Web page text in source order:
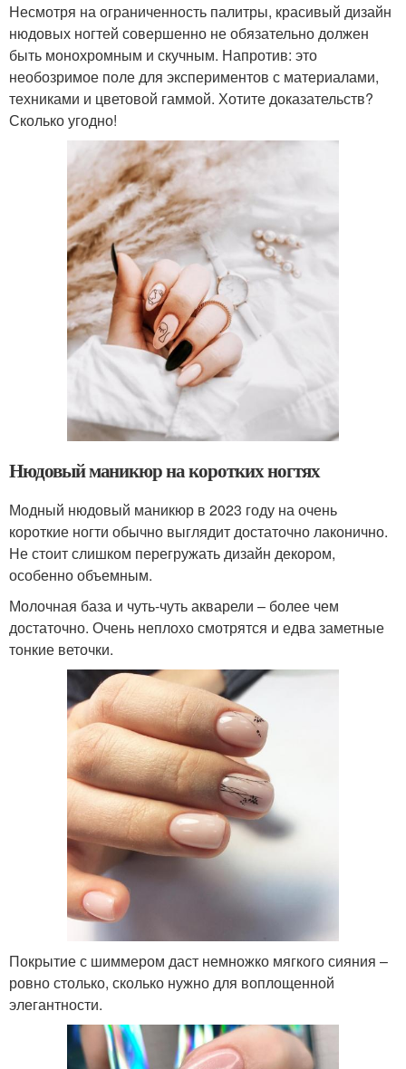
Несмотря на ограниченность палитры, красивый дизайн
нюдовых ногтей совершенно не обязательно должен
быть монохромным и скучным. Напротив: это
необозримое поле для экспериментов с материалами,
техниками и цветовой гаммой. Хотите доказательств?
Сколько угодно!
Нюдовый маникюр на коротких ногтях
Модный нюдовый маникюр в 2023 году на очень
короткие ногти обычно выглядит достаточно лаконично.
Не стоит слишком перегружать дизайн декором,
особенно объемным.
Молочная база и чуть-чуть акварели – более чем
достаточно. Очень неплохо смотрятся и едва заметные
тонкие веточки.
Покрытие с шиммером даст немножко мягкого сияния –
ровно столько, сколько нужно для воплощенной
элегантности.